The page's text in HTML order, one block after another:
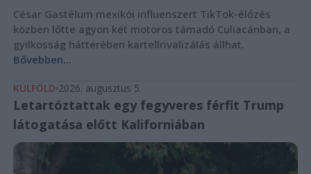
César Gastélum mexikói influenszert TikTok-élőzés
közben lőtte agyon két motoros támadó Culiacánban, a
gyilkosság hátterében kartellrivalizálás állhat.
Bővebben...
KÜLFÖLD 2026. augusztus 5.
Letartóztattak egy fegyveres férfit Trump
látogatása előtt Kaliforniában